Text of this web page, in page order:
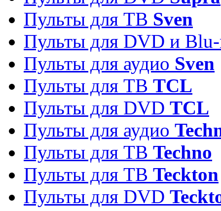
Пульты для ТВ Sven
Пульты для DVD и
Пульты для аудио Sven
Пульты для ТВ TCL
Пульты для DVD TCL
Пульты для аудио
Пульты для ТВ Techno
Пульты для ТВ Teckton
Пульты для DVD